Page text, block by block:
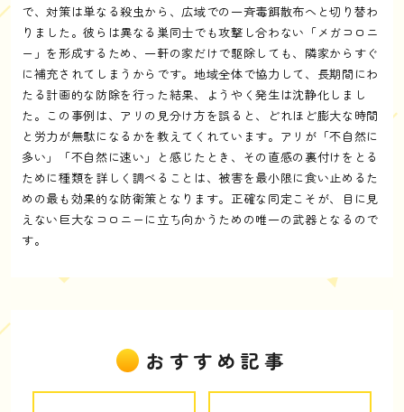
で、対策は単なる殺虫から、広域での一斉毒餌散布へと切り替わ
りました。彼らは異なる巣同士でも攻撃し合わない「メガコロニ
ー」を形成するため、一軒の家だけで駆除しても、隣家からすぐ
に補充されてしまうからです。地域全体で協力して、長期間にわ
たる計画的な防除を行った結果、ようやく発生は沈静化しまし
た。この事例は、アリの見分け方を誤ると、どれほど膨大な時間
と労力が無駄になるかを教えてくれています。アリが「不自然に
多い」「不自然に速い」と感じたとき、その直感の裏付けをとる
ために種類を詳しく調べることは、被害を最小限に食い止めるた
めの最も効果的な防衛策となります。正確な同定こそが、目に見
えない巨大なコロニーに立ち向かうための唯一の武器となるので
す。
おすすめ記事